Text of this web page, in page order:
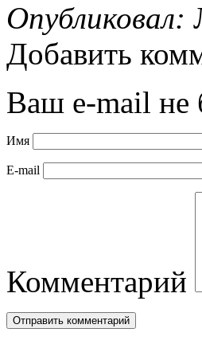
Опубликовал:
Добавить
Ваш e-mail не
Имя
E-mail
Комментарий